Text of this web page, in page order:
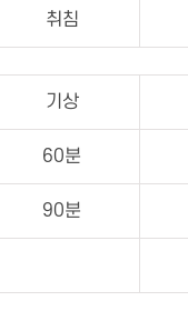
취침
기상
60분
90분